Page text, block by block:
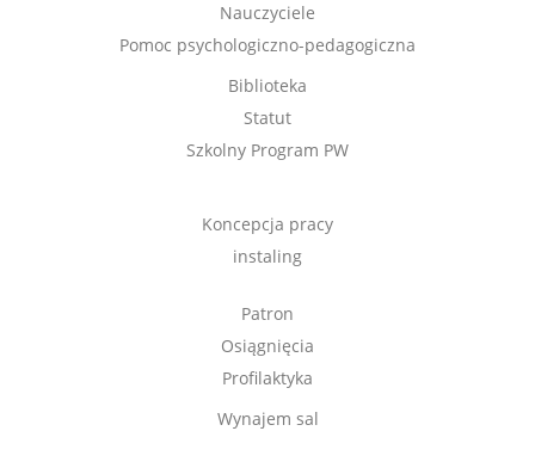
Nauczyciele
Pomoc psychologiczno-pedagogiczna
Biblioteka
Statut
Szkolny Program PW
Koncepcja pracy
instaling
Patron
Osiągnięcia
Profilaktyka
Wynajem sal